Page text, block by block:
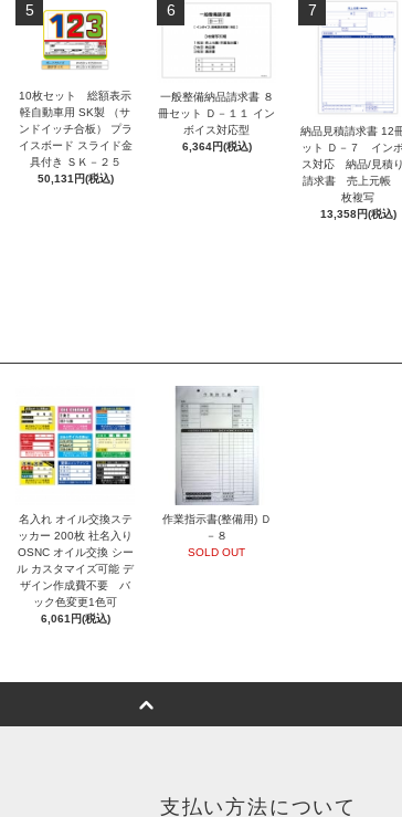
5
10枚セット 総額表示
軽自動車用 SK製 （サ
ンドイッチ合板） プラ
イスボード スライド金
具付き ＳＫ－２５
50,131円(税込)
6
一般整備納品請求書 ８
冊セット Ｄ－１１ イン
ボイス対応型
6,364円(税込)
7
納品見積請求書 12
ット Ｄ－７ イン
ス対応 納品/見積
請求書 売上元帳
枚複写
13,358円(税込)
名入れ オイル交換ステ
ッカー 200枚 社名入り
OSNC オイル交換 シー
ル カスタマイズ可能 デ
ザイン作成費不要 バ
ック色変更1色可
6,061円(税込)
作業指示書(整備用) Ｄ
－８
SOLD OUT
支払い方法について